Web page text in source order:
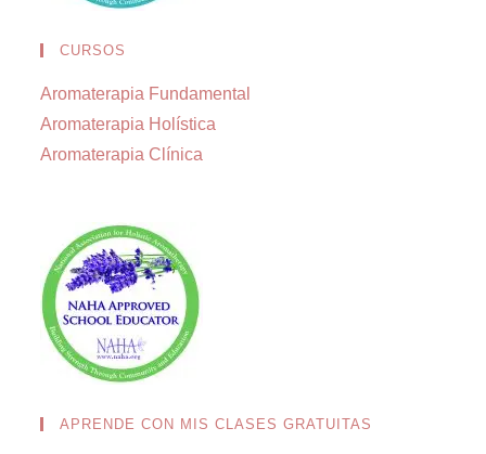
CURSOS
Aromaterapia Fundamental
Aromaterapia Holística
Aromaterapia Clínica
APRENDE CON MIS CLASES GRATUITAS